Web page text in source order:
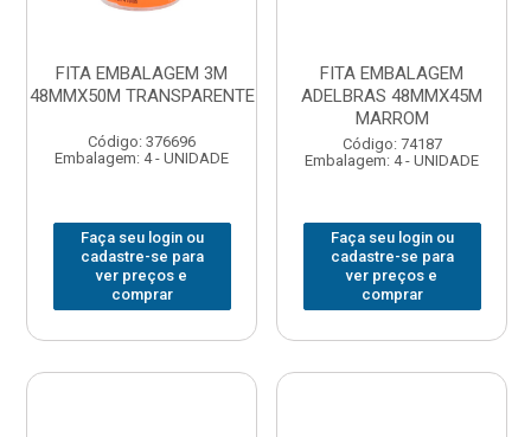
FITA EMBALAGEM 3M
48MMX50M TRANSPARENTE
Código: 376696
Embalagem: 4 - UNIDADE
Faça seu login ou
cadastre-se para
ver preços e
comprar
FITA EMBALAGEM
ADELBRAS 48MMX45M
MARROM
Código: 74187
Embalagem: 4 - UNIDADE
Faça seu login ou
cadastre-se para
ver preços e
comprar